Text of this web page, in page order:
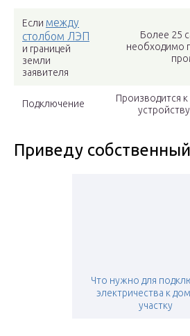
Если между
столбом ЛЭП
и границей
земли
заявителя
Более 25
необходимо
Подключение
Производится к
Приведу
Что нужно для
электричества к
участку